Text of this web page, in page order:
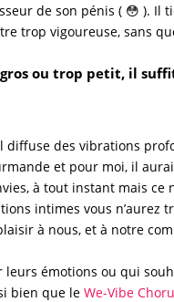
de son pénis ( 😳 ).
trop vigoureuse, sans
ou trop petit, il
diffuse des vibrations
et pour moi, il
à tout instant mais
intimes vous n’aurez
à nous, et à notre
leurs émotions ou qui
bien que le We-Vibe